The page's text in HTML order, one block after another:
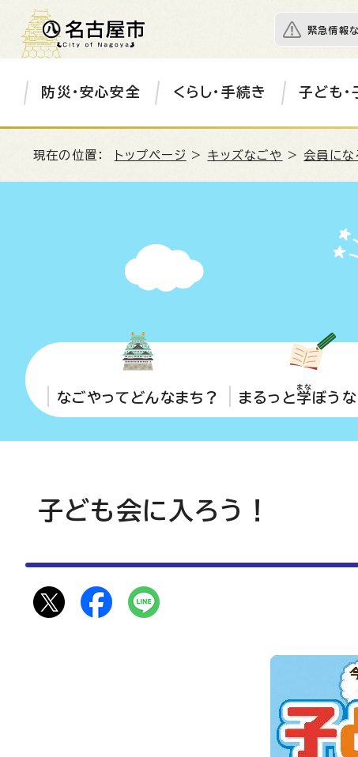
緊急情報
防災・安心安全 くらし・手続き 子ども・
現在の位置： トップページ > キッズなごや > 会員にな
なごやってどんなまち？ まるっと学
まな
ぼう
子ども会に入ろう！